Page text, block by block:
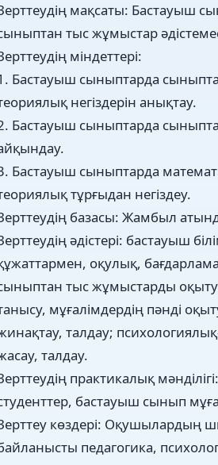
мақсаты: Бастауыш
тыс жұмыстар
міндеттері:
Бастауыш сыныптарда
негіздерін анықтау.
Бастауыш сыныптарда
Бастауыш сыныптарда
тұрғыдан негіздеу.
базасы: Жамбыл
әдістері: бастауыш
оқулық,
тыс жұмыстарды
мұғалімдердің пәнді
талдау;
талдау.
практикалық
бастауыш сынып
көздері: Оқушылардың
педагогика,